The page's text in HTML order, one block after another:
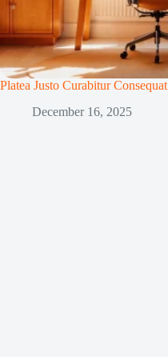
Platea Justo Curabitur Consequat
December 16, 2025